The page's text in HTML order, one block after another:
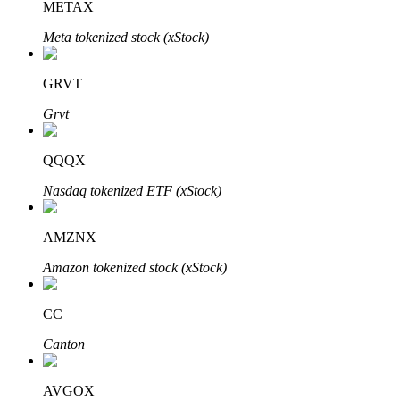
Bloqueos BTR
Inversiones exclusivas para titulares de BTR
Préstamos
METAX
Meta tokenized stock (xStock)
GRVT
Grvt
QQQX
Nasdaq tokenized ETF (xStock)
AMZNX
Amazon tokenized stock (xStock)
CC
Canton
AVGOX